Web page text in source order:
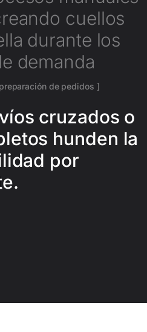
cuellos
durante los
demanda
de pedidos ]
cruzados o
hunden la
por